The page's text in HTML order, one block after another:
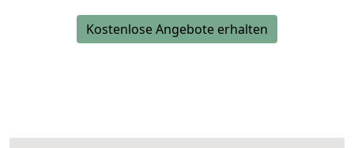
Kostenlose Angebote erhalten